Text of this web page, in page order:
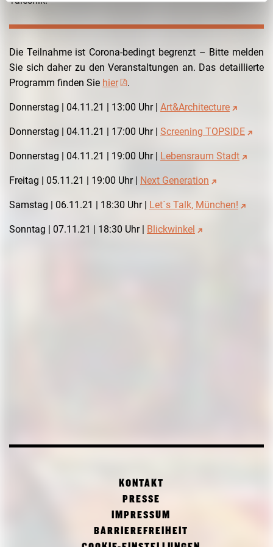
Die Teilnahme ist Corona-bedingt begrenzt – Bitte melden
Sie sich daher zu den Veranstaltungen an. Das detaillierte
Programm finden Sie hier .
Donnerstag | 04.11.21 | 13:00 Uhr | Art&Architecture
Donnerstag | 04.11.21 | 17:00 Uhr | Screening TOPSIDE
Donnerstag | 04.11.21 | 19:00 Uhr | Lebensraum Stadt
Freitag | 05.11.21 | 19:00 Uhr | Next Generation
Samstag | 06.11.21 | 18:30 Uhr | Let´s Talk, München!
Sonntag | 07.11.21 | 18:30 Uhr | Blickwinkel
KONTAKT
PRESSE
IMPRESSUM
BARRIEREFREIHEIT